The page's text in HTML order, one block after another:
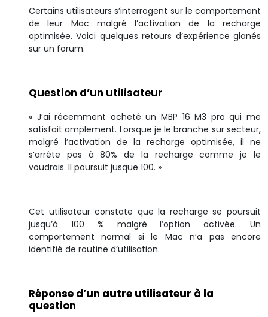
Certains utilisateurs s’interrogent sur le comportement
de leur Mac malgré l’activation de la recharge
optimisée. Voici quelques retours d’expérience glanés
sur un forum.
Question d’un utilisateur
« J’ai récemment acheté un MBP 16 M3 pro qui me
satisfait amplement. Lorsque je le branche sur secteur,
malgré l’activation de la recharge optimisée, il ne
s’arrête pas à 80% de la recharge comme je le
voudrais. Il poursuit jusque 100. »
Cet utilisateur constate que la recharge se poursuit
jusqu’à 100 % malgré l’option activée. Un
comportement normal si le Mac n’a pas encore
identifié de routine d’utilisation.
Réponse d’un autre utilisateur à la
question